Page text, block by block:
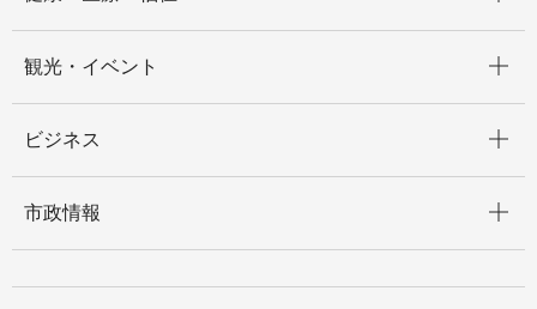
観光・イベント
ビジネス
市政情報